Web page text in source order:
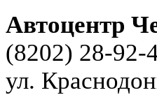
Автоцентр
(8202) 28-92-
ул.